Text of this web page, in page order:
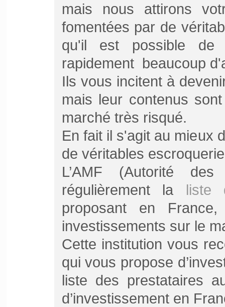
mais nous attirons
fomentées par de
qu'il est possible de
rapidement beaucoup
Ils vous incitent à
mais leur contenus
marché très risqué.
En fait il s'agit au mieux
de véritables
L’AMF (Autorité
régulièrement la liste
proposant en
investissements sur le
Cette institution vous
qui vous propose
liste des prestataires
d’investissement en